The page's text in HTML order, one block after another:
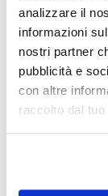
analizzare il
informazioni
nostri partner
pubblicità e
con altre
raccolto dal
Volume (l) : 5,5
Dimensioni
Potenza di
Riscaldamento : Si
Degasaggio : G
Conf. (unità) : 1
I trasduttori
onde
risultati